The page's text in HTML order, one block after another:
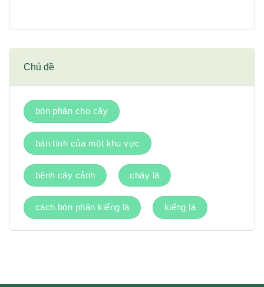
Chủ đề
bón phân cho cây
bán tính của một khu vực
bệnh cây cảnh cháy lá
cách bón phân kiếng lá kiếng lá